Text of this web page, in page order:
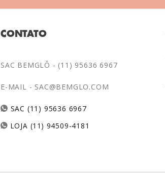
CONTATO
SAC BEMGLÔ - (11) 95636 6967
E-MAIL - SAC@BEMGLO.COM
SAC (11) 95636 6967
LOJA (11) 94509-4181